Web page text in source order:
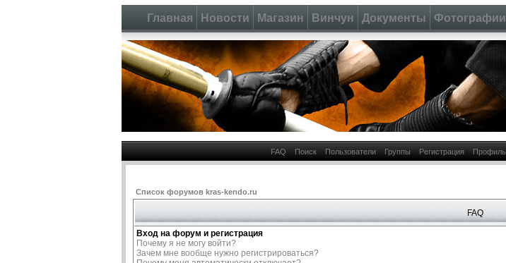
Главная Новости Магазин Винчун Документы Фотографии
FAQ Поиск Пользователи Группы Регистрация Профиль
Список форумов kras-kendo.ru
FAQ
Вход на форум и регистрация
Почему я не могу войти?
Зачем мне вообще нужно регистрироваться?